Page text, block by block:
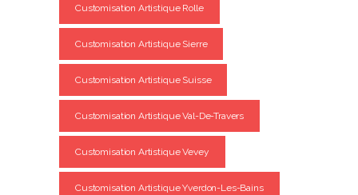
Customisation Artistique Rolle
Customisation Artistique Sierre
Customisation Artistique Suisse
Customisation Artistique Val-De-Travers
Customisation Artistique Vevey
Customisation Artistique Yverdon-Les-Bains